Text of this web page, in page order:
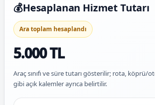
💰Hesaplanan Hizmet Tutarı
Ara toplam hesaplandı
5.000 TL
Araç sınıfı ve süre tutarı gösterilir; rota, köprü/
gibi açık kalemler ayrıca belirtilir.